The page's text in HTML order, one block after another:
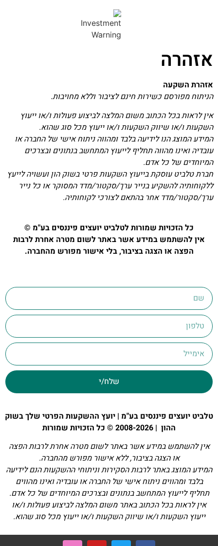
אזהרה
אזהרת השקעה
הניתוח מפורסם כשירות חינם לציבור וללא מחויבות.
אין לראות בכל הכתוב משום המלצה לביצוע פעולות ו/או ייעוץ
השקעות ו/או שיווק השקעות ו/או ייעוץ מכל סוג שהוא.
המידע המוצג הנו לידיעה בלבד ומהווה ניתוח אישי של החברה או
עובדיה ואינו מהווה תחליף לייעוץ המתחשב בנתונים ובצרכים
המיוחדים של כל אדם.
חברת טלביט עוסקת בייעוץ השקעות פרטי בשוק הון ועשויה לייעץ
ללקוחותיה להשקיע בנייר ערך/סקטור/מדד המסוקר או כל נייר
ערך/סקטור/מדד אחר בהתאם לצורכי לקוחותיה.
כל הזכויות שמורות לטלביט יועצים פיננסים בע"מ ©
אין להשתמש במידע אשר באתר לשום מטרה אחרת לרבות
הפצה או הצגה בציבור, בלי אישור מפורש מהחברה.
שלח/י
טלביט יועצים פיננסים בע"מ | יועץ ההשקעות הפרטי שלך בשוק
ההון | 2008-2026 © כל הזכויות שמורות
אין להשתמש במידע אשר באתר לשום מטרה אחרת לרבות הפצה
או הצגה בציבור, ללא אישור מפורש מהחברה.
המידע המוצג באתר לרבות הסקירות וניתוחי ההשקעות הנם לידיעה
בלבד ומהווים ניתוח אישי של החברה או עובדיה ואינו מהווים
תחליף לייעוץ המתחשב בנתונים ובצרכים המיוחדים של כל אדם.
אין לראות בכל הכתוב באתר משום המלצה לביצוע פעולות ו/או
ייעוץ השקעות ו/או שיווק השקעות ו/או ייעוץ מכל סוג שהוא.